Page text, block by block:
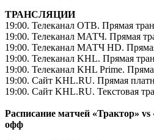
ТРАНСЛЯЦИИ
19:00. Телеканал ОТВ. Прямая
19:00. Телеканал МАТЧ. Прямая
19:00. Телеканал МАТЧ HD.
19:00. Телеканал KHL. Прямая
19:00. Телеканал KHL Prime.
19:00. Сайт KHL.RU. Прямая
19:00. Сайт KHL.RU. Текстовая
Расписание матчей «Трактор»
офф